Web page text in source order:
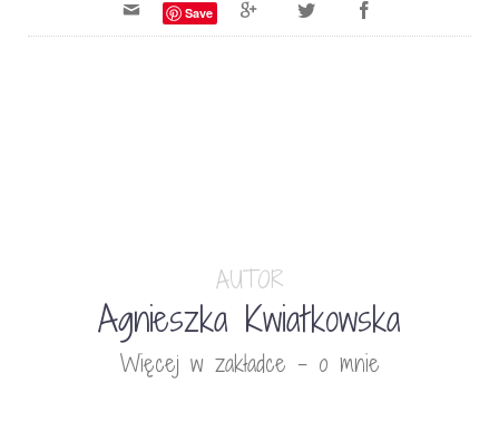
Save
AUTOR
Agnieszka Kwiatkowska
Więcej w zakładce - o mnie